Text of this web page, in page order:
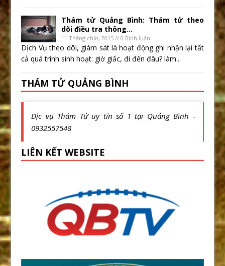
Thám tử Quảng Bình: Thám tử theo
dõi điều tra thông...
11 Tháng chín, 2015 // 0 Bình luận
Dịch Vụ theo dõi, giám sát là hoạt động ghi nhận lại tất
cả quá trình sinh hoạt: giờ giấc, đi đến đâu? làm...
THÁM TỬ QUẢNG BÌNH
Dịc vụ Thám Tử uy tín số 1 tại Quảng Bình -
0932557548
LIÊN KẾT WEBSITE